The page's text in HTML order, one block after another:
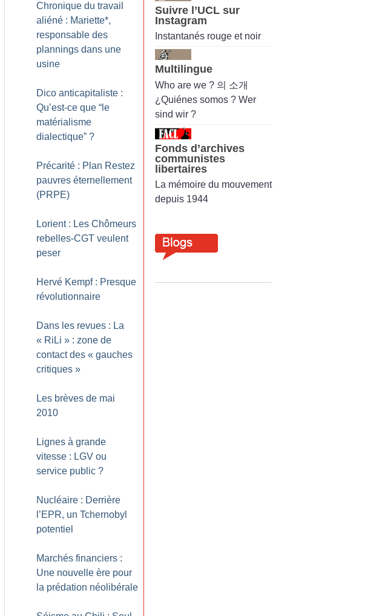
Chronique du travail
aliéné : Mariette*,
responsable des
plannings dans une
usine
Dico anticapitaliste :
Qu’est-ce que “le
matérialisme
dialectique” ?
Précarité : Plan Restez
pauvres éternellement
(PRPE)
Lorient : Les Chômeurs
rebelles-CGT veulent
peser
Hervé Kempf : Presque
révolutionnaire
Dans les revues : La
« RiLi » : zone de
contact des « gauches
critiques »
Les brèves de mai
2010
Lignes à grande
vitesse : LGV ou
service public ?
Nucléaire : Derrière
l’EPR, un Tchernobyl
potentiel
Marchés financiers :
Une nouvelle ère pour
la prédation néolibérale
Suivre l’UCL sur
Instagram
Instantanés rouge et noir
Multilingue
Who are we ? 의 소개
¿Quiénes somos ? Wer
sind wir ?
Fonds d’archives
communistes
libertaires
La mémoire du mouvement
depuis 1944